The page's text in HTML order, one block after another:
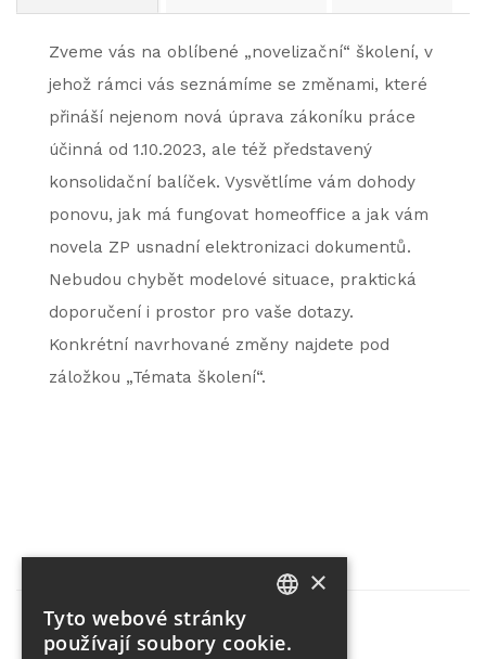
Zveme vás na oblíbené „novelizační“ školení, v
jehož rámci vás seznámíme se změnami, které
přináší nejenom nová úprava zákoníku práce
účinná od 1.10.2023, ale též představený
konsolidační balíček. Vysvětlíme vám dohody
ponovu, jak má fungovat homeoffice a jak vám
novela ZP usnadní elektronizaci dokumentů.
Nebudou chybět modelové situace, praktická
doporučení i prostor pro vaše dotazy.
Konkrétní navrhované změny najdete pod
záložkou „Témata školení“.
×
Tyto webové stránky
používají soubory cookie.